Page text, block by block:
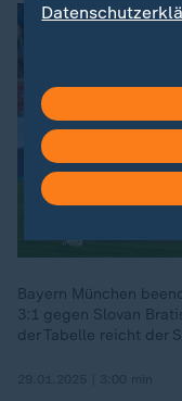
Bayern München
3:1 gegen Slovan
der Tabelle reicht der